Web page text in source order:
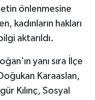
önlenmesine
kadınların hakları
aktarıldı.
yanı sıra İlçe
Karaaslan,
Kılınç, Sosyal